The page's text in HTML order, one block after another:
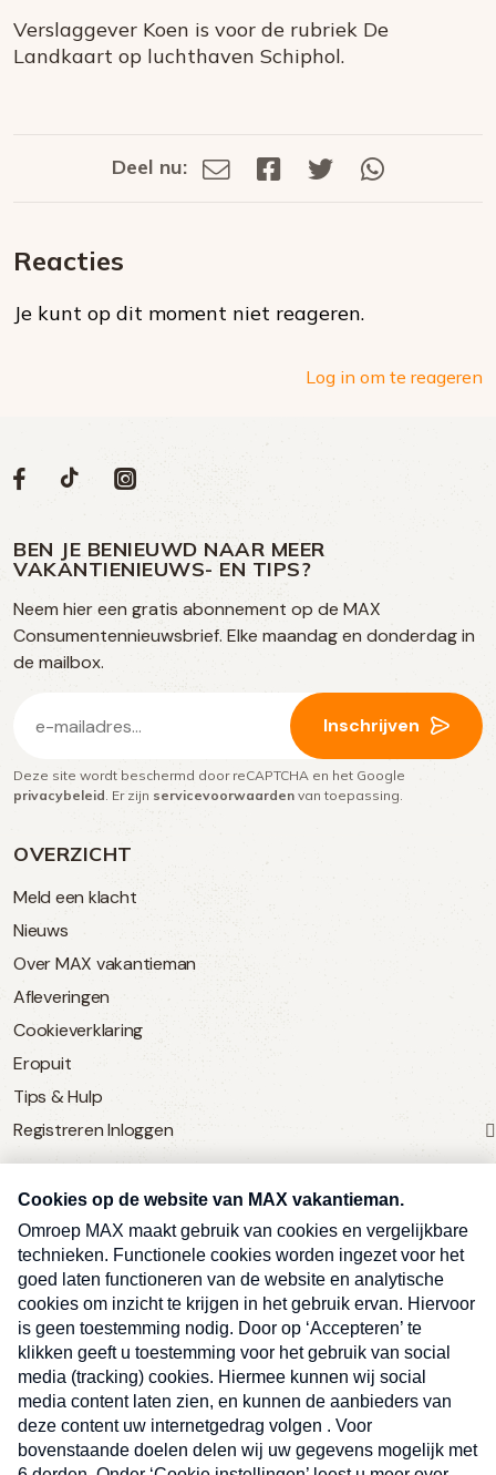
Verslaggever Koen is voor de rubriek De
Landkaart op luchthaven Schiphol.
Deel
social
media
Deel nu:
Deel
Deel
Deel
Reacties
Je kunt op dit moment niet reageren.
Log in om te reageren
OVERZICHT
Meld een klacht
Nieuws
Over MAX vakantieman
Afleveringen
Cookieverklaring
Eropuit
Tips & Hulp
Registreren Inloggen
SERVICE
Over Omroep MAX
MAX Vandaag
MAX Meldpunt
Pers
Contact
Algemene voorwaarden
Privacyverklaring
Volg
op
social
media
Social
Volg
op
Facebook
Volg
op
TikTok
Volg
op
Instagram
BEN JE BENIEUWD NAAR MEER
VAKANTIENIEUWS- EN TIPS?
Neem hier een gratis abonnement op de MAX
Consumentennieuwsbrief. Elke maandag en donderdag in
de mailbox.
mailadres
(Vereist)
Inschrijven
Deze site wordt beschermd door reCAPTCHA en het Google
privacybeleid . Er zijn servicevoorwaarden van toepassing.
Ben je benieuwd naar meer
vakantienieuws- en tips?